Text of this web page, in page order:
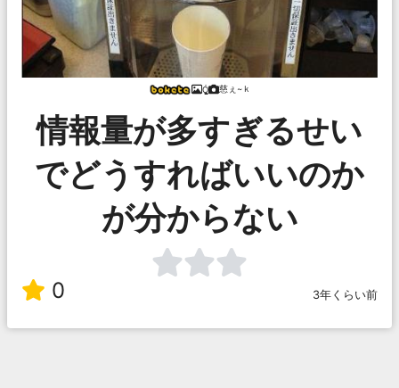
Ỏ͖͈̞̩͎̻̫̫̜ 慈ぇ~ｋ
情報量が多すぎるせい
でどうすればいいのか
が分からない
0 3年くらい前